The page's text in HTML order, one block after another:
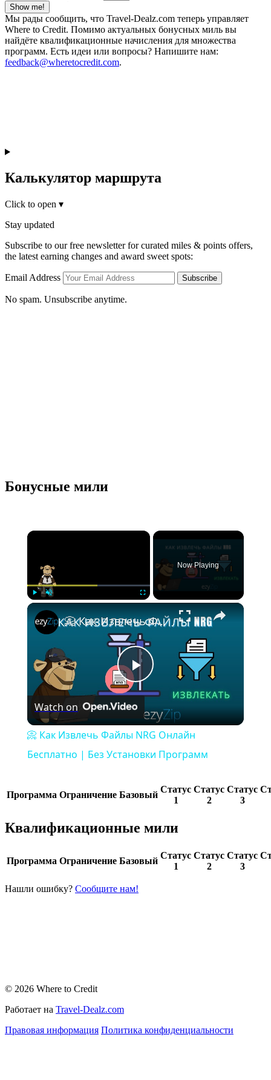
Show me!
Мы рады сообщить, что Travel-Dealz.com теперь управляет
Where to Credit. Помимо актуальных бонусных миль вы
найдёте квалификационные начисления для множества
программ. Есть идеи или вопросы? Напишите нам:
feedback@wheretocredit.com.
Калькулятор маршрута
Click to open ▾
Stay updated
Subscribe to our free newsletter for curated miles & points offers,
the latest earning changes and award sweet spots:
Email Address Subscribe
No spam. Unsubscribe anytime.
Бонусные мили
×
Now Playing
×
Play
Video
📀 Как Извлечь Файлы NRG Онлайн Бесплатно | Без Установки Программ
Watch on
📀 Как Извлечь Файлы NRG Онлайн
Бесплатно | Без Установки Программ
Программа Ограничение Базовый
Статус
1
Статус
2
Статус
3
Квалификационные мили
Программа Ограничение Базовый
Статус
1
Статус
2
Статус
3
Нашли ошибку? Сообщите нам!
© 2026 Where to Credit
Работает на Travel-Dealz.com
Правовая информация Политика конфиденциальности